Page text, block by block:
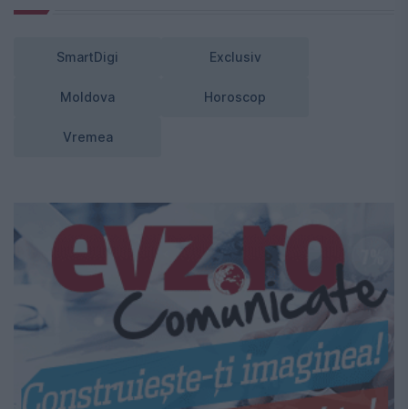
SmartDigi Exclusiv
Moldova Horoscop
Vremea